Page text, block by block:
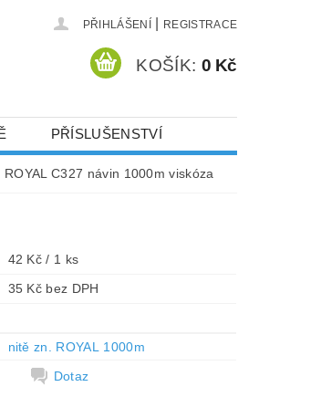
PŘIHLÁŠENÍ REGISTRACE
KOŠÍK: 0 Kč
PŘÍSLUŠENSTVÍ
HOT-FIX KAMENY
C327 návin 1000m viskóza
42 Kč / 1 ks
35 Kč bez DPH
nitě zn. ROYAL 1000m
Dotaz